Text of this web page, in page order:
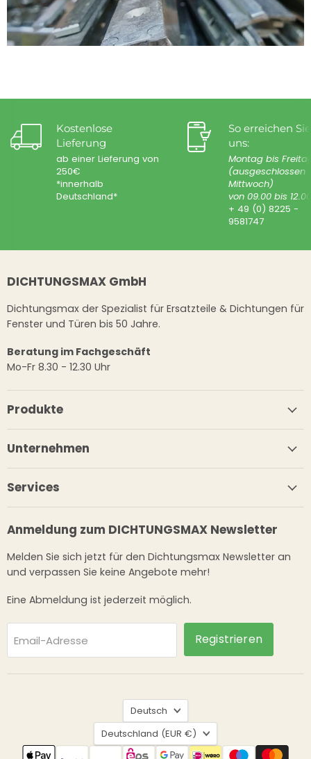
Kostenlose
Lieferung
ab einer Lieferung von
250€
*innerhalb
Deutschland*
So erreichen Sie
uns:
Montag bis
(ausgeschlossen
Mittwoch)
von 09.00 bis
+ 49 (0) 8225 -
9581747
DICHTUNGSMAX GmbH
Dichtungsmax der Spezialist für Ersatzteile & Dichtungen für
Fenster und Türen bis 50 Jahre.
Beratung im Fachgeschäft
Mo-Fr 8.30 - 12.30 Uhr
Produkte
Unternehmen
Services
Anmeldung zum DICHTUNGSMAX Newsletter
Melden Sie sich jetzt für den Dichtungsmax Newsletter an
und verpassen Sie keine Angebote mehr!
Eine Abmeldung ist jederzeit möglich.
Email-Adresse Registrieren
Sprache
Deutsch
Land
Deutschland (EUR €)